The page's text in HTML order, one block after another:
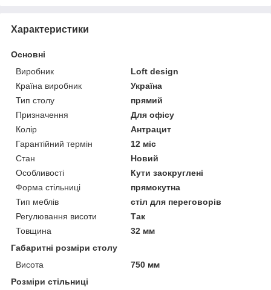
Характеристики
Основні
Виробник
Loft design
Країна виробник
Україна
Тип столу
прямий
Призначення
Для офісу
Колір
Антрацит
Гарантійний термін
12 міс
Стан
Новий
Особливості
Кути заокруглені
Форма стільниці
прямокутна
Тип меблів
стіл для переговорів
Регулювання висоти
Так
Товщина
32 мм
Габаритні розміри столу
Висота
750 мм
Розміри стільниці